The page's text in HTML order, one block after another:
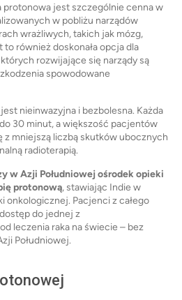
protonowa jest szczególnie cenna w
w pobliżu narządów
wrażliwych, takich jak mózg,
to również doskonała opcja dla
rozwijające się narządy są
spowodowane
jest nieinwazyjna i bezbolesna. Każda
30 minut, a większość pacjentów
z mniejszą liczbą skutków ubocznych
radioterapią.
w Azji Południowej ośrodek opieki
protonową, stawiając Indie w
onkologicznej. Pacjenci z całego
do jednej z
leczenia raka na świecie – bez
Południowej.